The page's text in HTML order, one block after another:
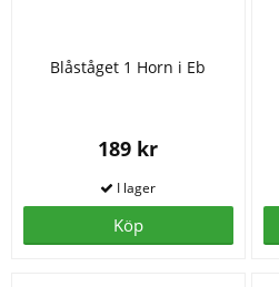
Blåståget 1 Horn i Eb
189 kr
Köp